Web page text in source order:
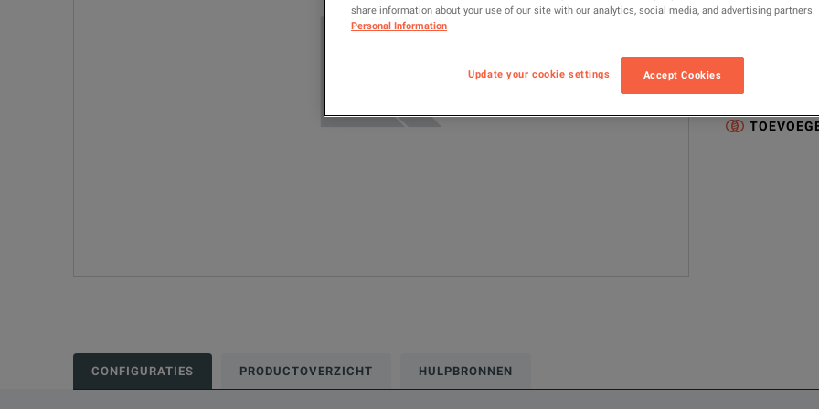
6200
CONFIGURATIES PRODUCTOVERZICHT HULPBRONNEN
share information about your use of our site with our analytics, social media, and advertising partners.
Personal Information
Update your cookie settings Accept Cookies